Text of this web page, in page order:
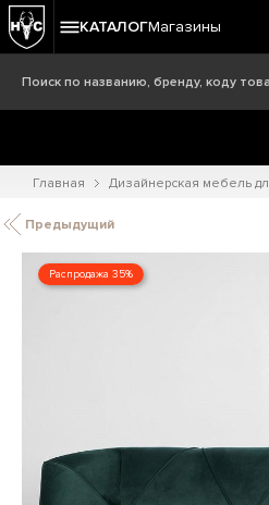
КАТАЛОГМагазины
Главная Дизайнерская мебель
Предыдущий
Распродажа 35%